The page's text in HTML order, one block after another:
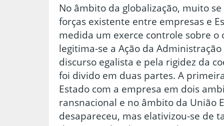
No âmbito da globalização, muito
forças existente entre empresas e
medida um exerce controle sobre
legitima-se a Ação da
discurso egalista e pela rigidez da
foi divido em duas partes. A
Estado com a empresa em dois
ransnacional e no âmbito da União
desapareceu, mas elativizou-se de